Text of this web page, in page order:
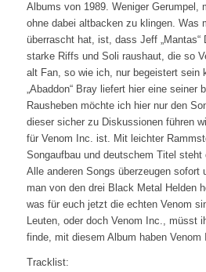
Albums von 1989. Weniger Gerumpel,
ohne dabei altbacken zu klingen. Was
überrascht hat, ist, dass Jeff „Mantas“
starke Riffs und Soli raushaut, die so
alt Fan, so wie ich, nur begeistert sein
„Abaddon“ Bray liefert hier eine seiner
Rausheben möchte ich hier nur den
dieser sicher zu Diskussionen führen
für Venom Inc. ist. Mit leichter
Songaufbau und deutschem Titel
Alle anderen Songs überzeugen sofort
man von den drei Black Metal Helden
was für euch jetzt die echten Venom
Leuten, oder doch Venom Inc., müsst
finde, mit diesem Album haben
Tracklist: